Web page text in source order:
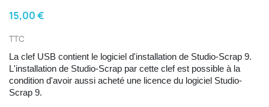
15,00 €
TTC
La clef USB contient le logiciel d'installation de Studio-Scrap 9.
L'installation de Studio-Scrap par cette clef est possible à la
condition d'avoir aussi acheté une licence du logiciel Studio-
Scrap 9.